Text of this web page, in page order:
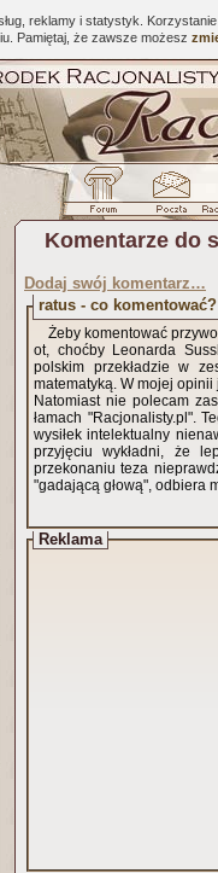
reklamy i statystyk.
Pamiętaj, że zawsze możesz
Komentarze do
Dodaj swój komentarz…
ratus - co komentować?
Żeby komentować
ot, choćby Leonarda
polskim przekładzie w
matematyką. W mojej
Natomiast nie polecam
łamach "Racjonalisty.pl".
wysiłek intelektualny
przyjęciu wykładni, że
przekonaniu teza
"gadającą głową", odbiera
Reklama